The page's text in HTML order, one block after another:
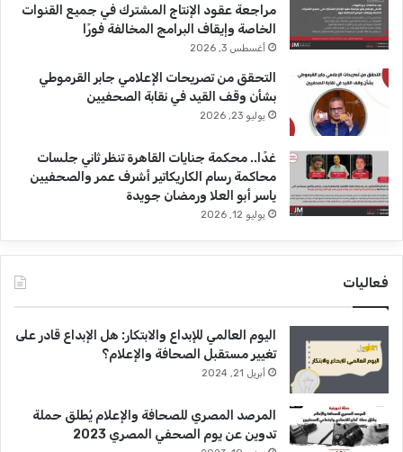
مراجعة عقود الإنتاج المشترك في جميع القنوات
الخاصة وإيقاف البرامج المخالفة فورًا
أغسطس 3, 2026
التحقق من تصريحات الإعلامي جابر القرموطي
بشأن وقف القيد في نقابة الصحفيين
يوليو 23, 2026
غدًا.. محكمة جنايات القاهرة تنظر ثاني جلسات
محاكمة رسام الكاريكاتير أشرف عمر والصحفيين
ياسر أبو العلا ورمضان جويدة
يوليو 12, 2026
فعاليات
اليوم العالمي للإبداع والابتكار: هل الإبداع قادر على
تغيير مستقبل الصحافة والإعلام؟
أبريل 21, 2024
المرصد المصري للصحافة والإعلام يُطلق حملة
تدوين عن يوم الصحفي المصري 2023